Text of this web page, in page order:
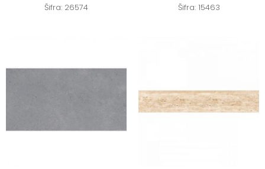
Šifra: 26574 Šifra: 15463